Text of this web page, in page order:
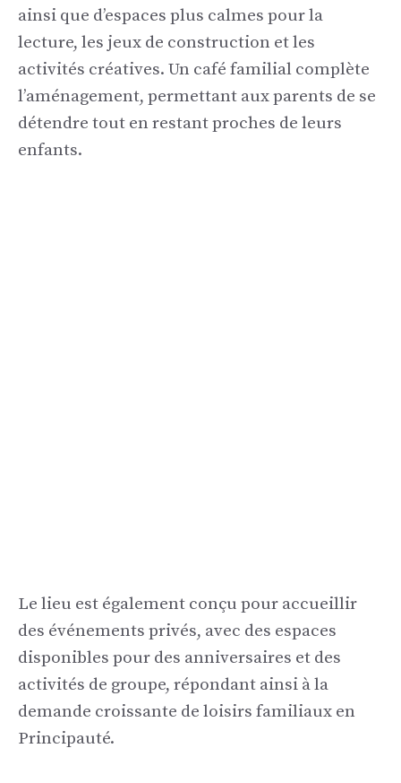
ainsi que d’espaces plus calmes pour la
lecture, les jeux de construction et les
activités créatives. Un café familial complète
l’aménagement, permettant aux parents de se
détendre tout en restant proches de leurs
enfants.
Le lieu est également conçu pour accueillir
des événements privés, avec des espaces
disponibles pour des anniversaires et des
activités de groupe, répondant ainsi à la
demande croissante de loisirs familiaux en
Principauté.